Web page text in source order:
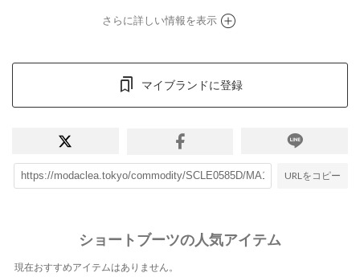
さらに詳しい情報を表示
マイブランドに登録
URLをコピー
ショートブーツの人気アイテム
現在おすすめアイテムはありません。